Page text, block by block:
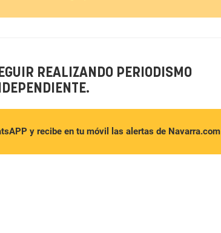
REALIZANDO PERIODISMO
y recibe en tu móvil las alertas de Navarra.com